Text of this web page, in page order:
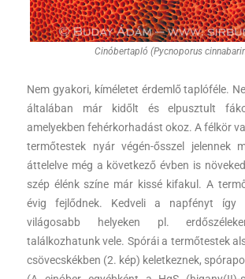
Cinóbertapló (Pycnoporus
Nem gyakori, kíméletet érdemlő taplóféle.
általában már kidőlt és elpusztult
amelyekben fehérkorhadást okoz. A félkör
termőtestek nyár végén-ősszel jelennek
áttelelve még a következő évben is
szép élénk színe már kissé kifakul. A
évig fejlődnek. Kedveli a napfényt így
világosabb helyeken pl.
találkozhatunk vele. Spórái a termőtestek
csövecskékben (2. kép) keletkeznek,